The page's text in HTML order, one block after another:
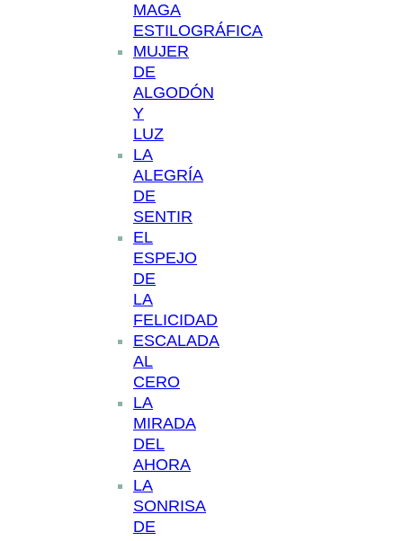
MAGA
ESTILOGRÁFICA
MUJER
DE
ALGODÓN
Y
LUZ
LA
ALEGRÍA
DE
SENTIR
EL
ESPEJO
DE
LA
FELICIDAD
ESCALADA
AL
CERO
LA
MIRADA
DEL
AHORA
LA
SONRISA
DE